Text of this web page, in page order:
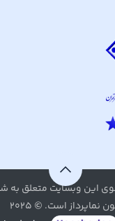
این وبسایت متعلق به
نماپرداز است. © ۲۰۲۵